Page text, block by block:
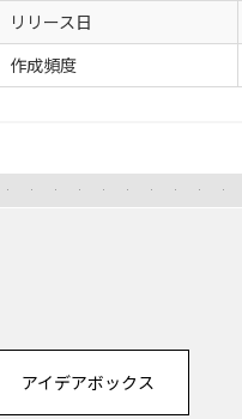
リリース日
作成頻度
アイデアボックス